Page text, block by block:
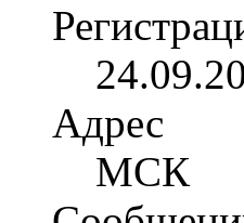
Адрес
МСК